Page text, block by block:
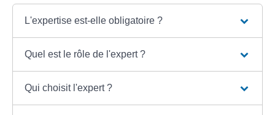
L'expertise est-elle obligatoire ?
Quel est le rôle de l'expert ?
Qui choisit l'expert ?